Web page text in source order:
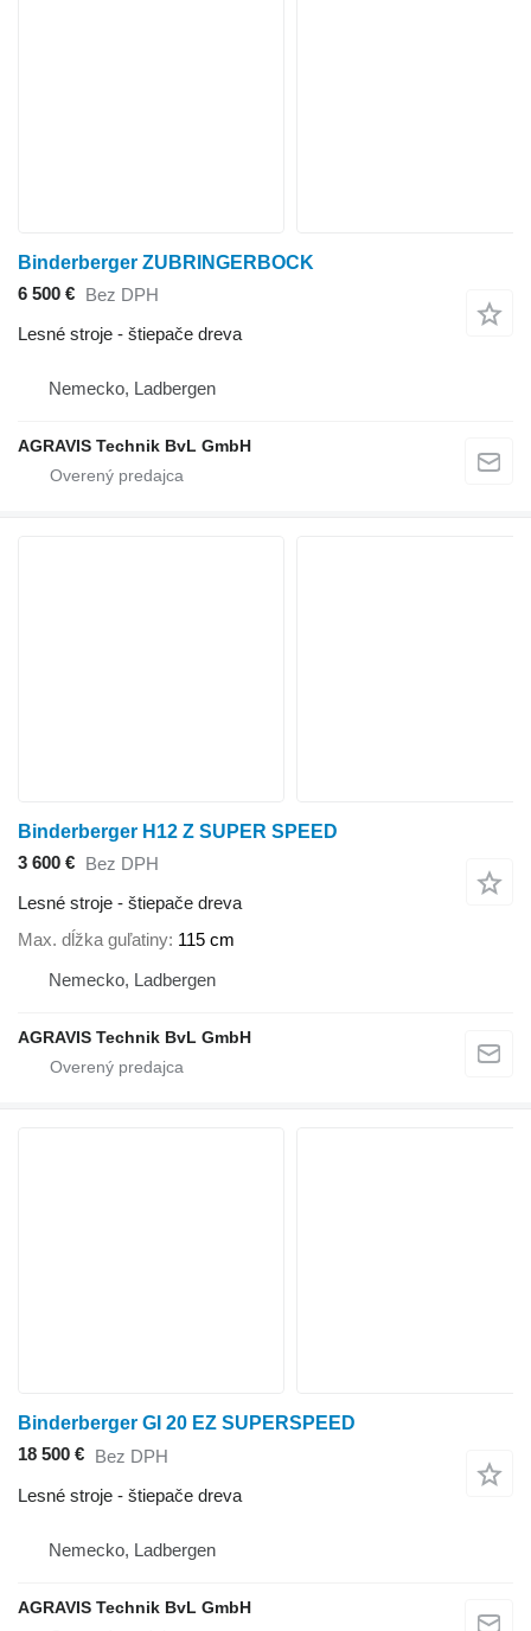
Binderberger ZUBRINGERBOCK
6 500 € Bez DPH
Lesné stroje - štiepače dreva
Nemecko, Ladbergen
AGRAVIS Technik BvL GmbH
Binderberger H12 Z SUPER SPEED
3 600 €
Bez DPH
Lesné stroje - štiepače dreva
Max. dĺžka guľatiny 115 cm
Nemecko, Ladbergen
AGRAVIS Technik BvL GmbH
Binderberger GI 20 EZ SUPERSPEED
18 500 € Bez DPH
Lesné stroje - štiepače dreva
Nemecko, Ladbergen
AGRAVIS Technik BvL GmbH